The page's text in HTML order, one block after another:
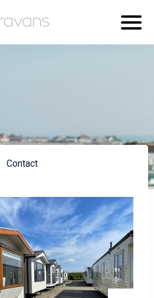
Contact